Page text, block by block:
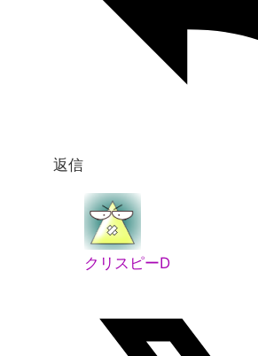
返信
クリスピーD